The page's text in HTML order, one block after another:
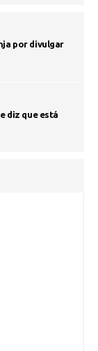
por divulgar
diz que está